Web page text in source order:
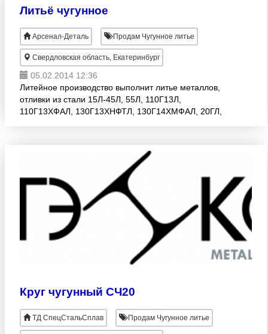
Литьё чугунное
Арсенал-Деталь Продам Чугунное литье
Свердловская область, Екатеринбург
05.02.2014 12:36
Литейное производство выполнит литье металлов,
отливки из стали 15Л-45Л, 55Л, 110Г13Л,
110Г13ХФАЛ, 130Г13ХНФТЛ, 130Г14ХМФАЛ, 20ГЛ,
Круг чугунный СЧ20
ТД СпецСтальСплав Продам Чугунное литье